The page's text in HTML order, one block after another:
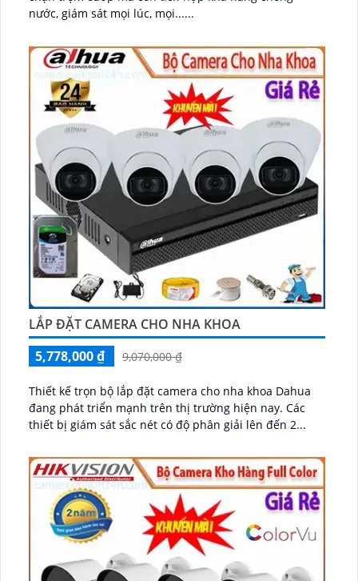
nước, giám sát mọi lúc, mọi......
LẮP ĐẶT CAMERA CHO NHA KHOA
5,778,000 ₫
9,070,000 ₫
Thiết kế trọn bộ lắp đặt camera cho nha khoa Dahua
đang phát triển mạnh trên thị trường hiện nay. Các
thiết bị giám sát sắc nét có độ phân giải lên đến 2...